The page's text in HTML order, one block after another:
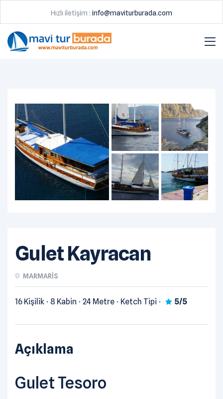
Hızlı iletişim : info@maviturburada.com
Gulet Kayracan
MARMARIS
16 Kişilik 8 Kabin 24 Metre Ketch Tipi 5/5
Açıklama
Gulet Tesoro